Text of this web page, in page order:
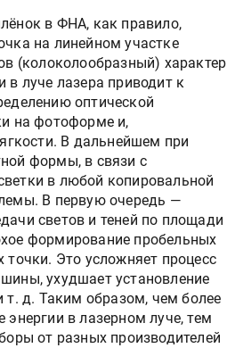
в ФНА, как правило,
на линейном участке
(колоколообразный) характер
в луче лазера приводит к
оптической
на фотоформе и,
В дальнейшем при
формы, в связи с
в любой копировальной
В первую очередь —
светов и теней по площади
формирование пробельных
точки. Это усложняет процесс
ухудшает установление
т. д. Таким образом, чем более
энергии в лазерном луче, тем
от разных производителей